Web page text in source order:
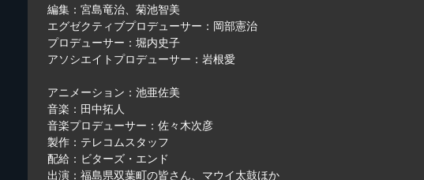
編集：宮島竜治、菊池智美
エグゼクティブプロデューサー：岡部憲治
プロデューサー：堀内史子
アソシエイトプロデューサー：岩根愛
アニメーション：池亜佐美
音楽：田中拓人
音楽プロデューサー：佐々木次彦
製作：テレコムスタッフ
配給：ビターズ・エンド
出演：福島県双葉町の皆さん、マウイ太鼓ほか